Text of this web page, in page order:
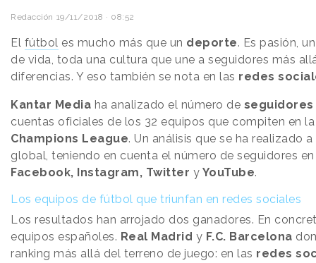
Redacción 19/11/2018 · 08:52
El fútbol es mucho más que un deporte. Es pasión,
de vida, toda una cultura que une a seguidores más
diferencias. Y eso también se nota en las redes
Kantar Media ha analizado el número de seguidores
cuentas oficiales de los 32 equipos que compiten en
Champions League. Un análisis que se ha realizado
global, teniendo en cuenta el número de seguidores en
Facebook, Instagram, Twitter y YouTube.
Los equipos de fútbol que triunfan en redes sociales
Los resultados han arrojado dos ganadores. En
equipos españoles. Real Madrid y F.C. Barcelona
ranking más allá del terreno de juego: en las redes